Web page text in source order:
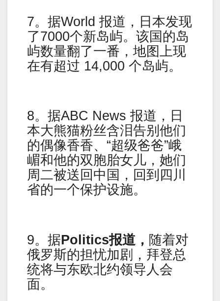
7。据World 报道，日本发现
了7000个新岛屿。该国的岛
屿数量翻了一番，地图上现
在有超过 14,000 个岛屿。
8。据ABC News 报道，日
本大熊猫粉丝含泪告别他们
的偶像香香、“超级爸爸”峨
嵋和他的双胞胎女儿，她们
周二被送回中国，回到四川
省的一个保护设施。
9。据Politics报道， 随着对
俄罗斯的担忧加剧，拜登总
统将与东欧北约领导人会
面。